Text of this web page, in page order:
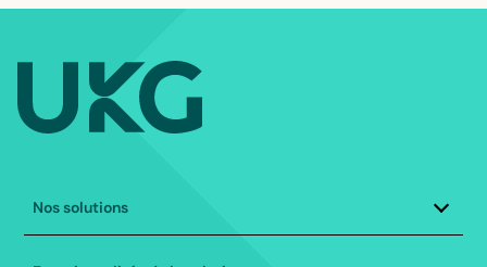
Footer
||
Nos solutions